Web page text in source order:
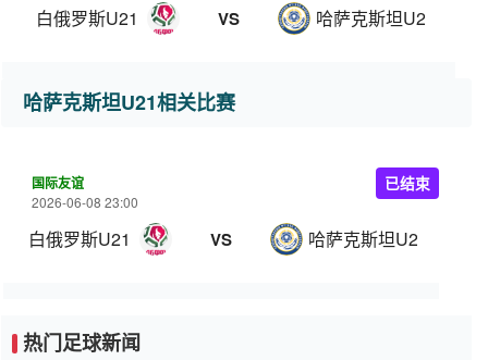
白俄罗斯U21 VS 哈萨克斯坦U21
哈萨克斯坦U21相关比赛
国际友谊
2026-06-08 23:00
白俄罗斯U21 VS 哈萨克斯坦U21
已结束
热门足球新闻